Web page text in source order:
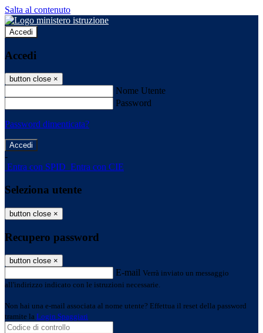
Salta al contenuto
Accedi
Accedi
button close ×
Nome Utente
Password
Password dimenticata?
-
Entra con SPID Entra con CIE
Seleziona utente
button close ×
Recupero password
button close ×
E-mail Verrà inviato un messaggio
all'indirizzo indicato con le istruzioni necessarie.
Non hai una e-mail associata al nome utente? Effettua il reset della password
tramite la Login Spaggiari